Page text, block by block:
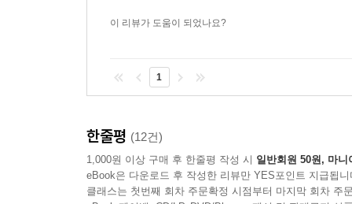
이 리뷰가 도움이 되었나요?
1
한줄평 (12건)
1,000원 이상 구매 후 한줄평 작성 시 일반회원 50원, 마니
eBook은 다운로드 후 작성한 리뷰만 YES포인트 지급됩니
클래스는 첫번째 회차 주문확정 시점부터 마지막 회차 주